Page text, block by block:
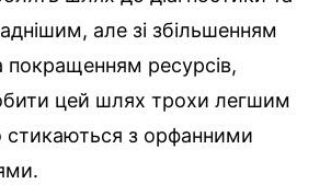
але зі збільшенням
покращенням ресурсів,
цей шлях трохи легшим
стикаються з орфанними